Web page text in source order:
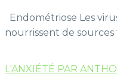
Endométriose Les
nourrissent de
L'ANXIÉTÉ PAR